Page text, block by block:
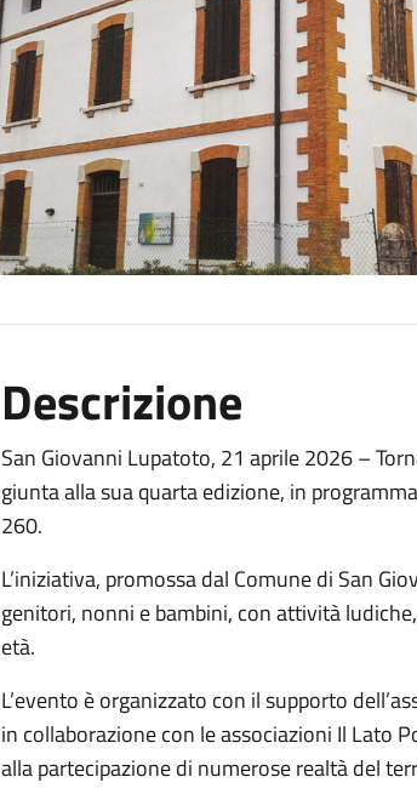
Descrizione
San Giovanni Lupatoto, 21 aprile 2026 –
giunta alla sua quarta edizione, in
260.
L’iniziativa, promossa dal Comune di San
genitori, nonni e bambini, con attività
età.
L’evento è organizzato con il supporto
in collaborazione con le associazioni Il Lato
alla partecipazione di numerose realtà del